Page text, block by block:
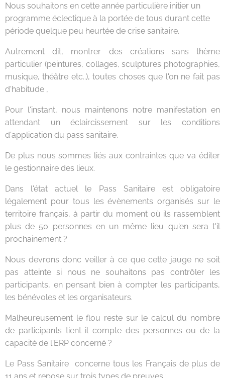
Nous souhaitons en cette année particulière initier un
programme éclectique à la portée de tous durant cette
période quelque peu heurtée de crise sanitaire.
Autrement dit, montrer des créations sans thème
particulier (peintures, collages, sculptures photographies,
musique, théâtre etc..), toutes choses que l'on ne fait pas
d'habitude ,
Pour l'instant, nous maintenons notre manifestation en
attendant un éclaircissement sur les conditions
d'application du pass sanitaire.
De plus nous sommes liés aux contraintes que va éditer
le gestionnaire des lieux.
Dans l'état actuel le Pass Sanitaire est obligatoire
légalement pour tous les évènements organisés sur le
territoire français, à partir du moment où ils rassemblent
plus de 50 personnes en un même lieu qu'en sera t'il
prochainement ?
Nous devrons donc veiller à ce que cette jauge ne soit
pas atteinte si nous ne souhaitons pas contrôler les
participants, en pensant bien à compter les participants,
les bénévoles et les organisateurs.
Malheureusement le flou reste sur le calcul du nombre
de participants tient il compte des personnes ou de la
capacité de l'ERP concerné ?
Le Pass Sanitaire concerne tous les Français de plus de
11 ans et repose sur trois types de preuves :